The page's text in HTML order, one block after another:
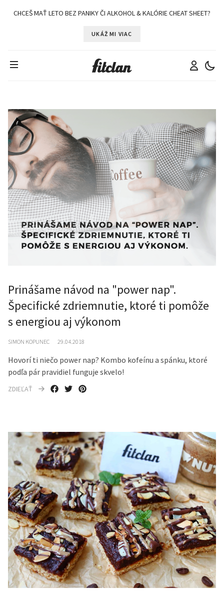
CHCEŠ MAŤ LETO BEZ PANIKY ČI ALKOHOL & KALÓRIE CHEAT SHEET?
UKÁŽ MI VIAC
Prinášame návod na "power nap".
Špecifické zdriemnutie, ktoré ti pomôže
s energiou aj výkonom
SIMON KOPUNEC 29.04.2018
Hovorí ti niečo power nap? Kombo kofeínu a spánku, ktoré
podľa pár pravidiel funguje skvelo!
ZDIEĽAŤ